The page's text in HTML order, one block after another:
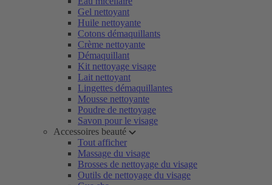
Gel nettoyant
Huile nettoyante
Cotons démaquillants
Crème nettoyante
Démaquillant
Kit nettoyage visage
Lait nettoyant
Lingettes démaquillantes
Mousse nettoyante
Poudre de nettoyage
Savon pour le visage
Accessoires beauté
Tout afficher
Massage du visage
Brosses de nettoyage du visage
Outils de nettoyage du visage